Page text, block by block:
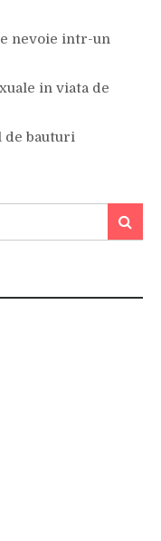
nevoie intr-un
in viata de
de bauturi
Search